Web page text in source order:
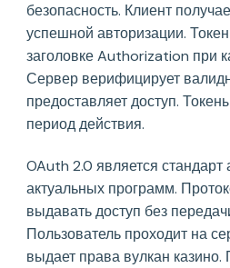
безопасность. Клиент
успешной авторизации.
заголовке Authorization при
Сервер верифицирует
предоставляет доступ.
период действия.
OAuth 2.0 является стандарт
актуальных программ.
выдавать доступ без
Пользователь проходит на
выдает права вулкан